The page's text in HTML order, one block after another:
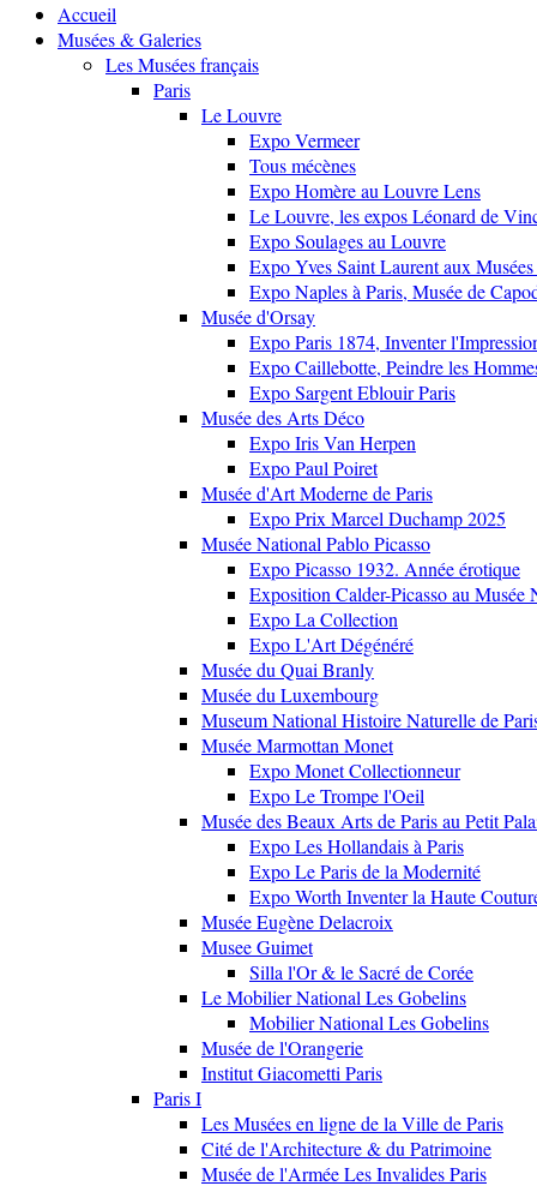
Accueil
Musées & Galeries
Les Musées français
Paris
Le Louvre
Expo Vermeer
Tous mécènes
Expo Homère au Louvre Lens
Le Louvre, les expos Léonard de
Expo Soulages au Louvre
Expo Yves Saint Laurent aux
Expo Naples à Paris, Musée de
Musée d'Orsay
Expo Paris 1874, Inventer
Expo Caillebotte, Peindre les
Expo Sargent Eblouir Paris
Musée des Arts Déco
Expo Iris Van Herpen
Expo Paul Poiret
Musée d'Art Moderne de Paris
Expo Prix Marcel Duchamp 2025
Musée National Pablo Picasso
Expo Picasso 1932. Année érotique
Exposition Calder-Picasso au Musée
Expo La Collection
Expo L'Art Dégénéré
Musée du Quai Branly
Musée du Luxembourg
Museum National Histoire Naturelle de
Musée Marmottan Monet
Expo Monet Collectionneur
Expo Le Trompe l'Oeil
Musée des Beaux Arts de Paris au Petit
Expo Les Hollandais à Paris
Expo Le Paris de la Modernité
Expo Worth Inventer la Haute
Musée Eugène Delacroix
Musee Guimet
Silla l'Or & le Sacré de Corée
Le Mobilier National Les Gobelins
Mobilier National Les Gobelins
Musée de l'Orangerie
Institut Giacometti Paris
Paris I
Les Musées en ligne de la Ville de Paris
Cité de l'Architecture & du Patrimoine
Musée de l'Armée Les Invalides Paris